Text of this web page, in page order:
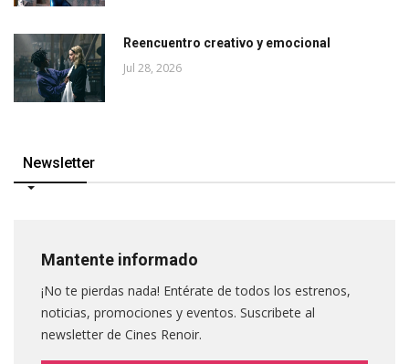
Reencuentro creativo y emocional
Jul 28, 2026
Newsletter
Mantente informado
¡No te pierdas nada! Entérate de todos los estrenos,
noticias, promociones y eventos. Suscribete al
newsletter de Cines Renoir.